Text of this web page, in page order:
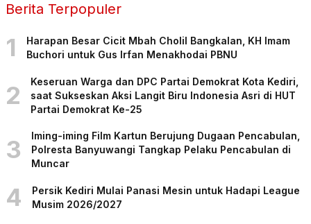
Berita Terpopuler
1
Harapan Besar Cicit Mbah Cholil Bangkalan, KH Imam
Buchori untuk Gus Irfan Menakhodai PBNU
2
Keseruan Warga dan DPC Partai Demokrat Kota Kediri,
saat Sukseskan Aksi Langit Biru Indonesia Asri di HUT
Partai Demokrat Ke-25
3
Iming-iming Film Kartun Berujung Dugaan Pencabulan,
Polresta Banyuwangi Tangkap Pelaku Pencabulan di
Muncar
4
Persik Kediri Mulai Panasi Mesin untuk Hadapi League
Musim 2026/2027